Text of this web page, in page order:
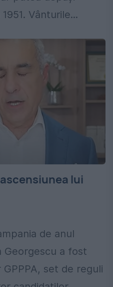
Vânturile...
lui
de anul
a fost
set de reguli